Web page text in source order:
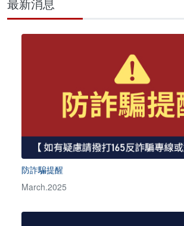
SF 三花棉業 sunflower｜
防詐騙提醒
March.2025